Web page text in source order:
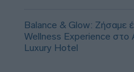
Balance & Glow: Ζήσαμε
Wellness Experience στο
Luxury Hotel